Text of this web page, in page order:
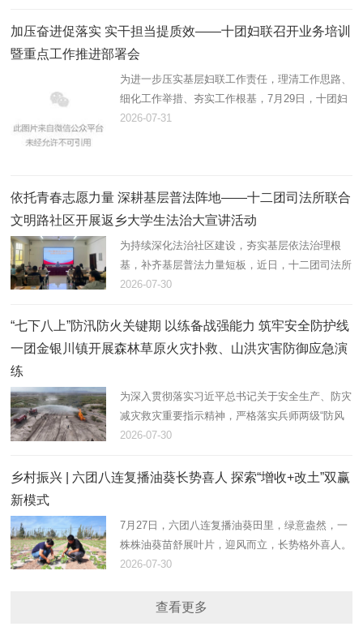
加压奋进促落实 实干担当提质效——十团妇联召开业务培训
暨重点工作推进部署会
为进一步压实基层妇联工作责任，理清工作思路、
细化工作举措、夯实工作根基，7月29日，十团妇
联组织召开业务培训暨重点工作推进会，精准部署
2026-07-31
依托青春志愿力量 深耕基层普法阵地——十二团司法所联合
文明路社区开展返乡大学生法治大宣讲活动
为持续深化法治社区建设，夯实基层依法治理根
基，补齐基层普法力量短板，近日，十二团司法所
联合文明路社区，组织返乡大学生志愿者开展法治
2026-07-30
“七下八上”防汛防火关键期 以练备战强能力 筑牢安全防护线
一团金银川镇开展森林草原火灾扑救、山洪灾害防御应急演
练
为深入贯彻落实习近平总书记关于安全生产、防灾
减灾救灾重要指示精神，严格落实兵师两级“防风
险、保安全、护稳定”工作部署，立足“七下八上”防
堤，一团金银川镇组织…
2026-07-30
乡村振兴 | 六团八连复播油葵长势喜人 探索“增收+改土”双赢
新模式
7月27日，六团八连复播油葵田里，绿意盎然，一
株株油葵苗舒展叶片，迎风而立，长势格外喜人。
八连连长田翠彩正俯身田间，仔细查看植株密度与
2026-07-30
查看更多